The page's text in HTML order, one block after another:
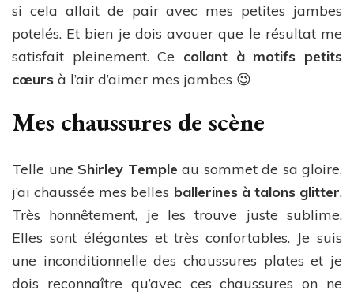
si cela allait de pair avec mes petites jambes
potelés. Et bien je dois avouer que le résultat me
satisfait pleinement. Ce collant à motifs petits
cœurs à l’air d’aimer mes jambes 😉
Mes chaussures de scène
Telle une Shirley Temple au sommet de sa gloire,
j’ai chaussée mes belles ballerines à talons glitter.
Très honnêtement, je les trouve juste sublime.
Elles sont élégantes et très confortables. Je suis
une inconditionnelle des chaussures plates et je
dois reconnaître qu’avec ces chaussures on ne